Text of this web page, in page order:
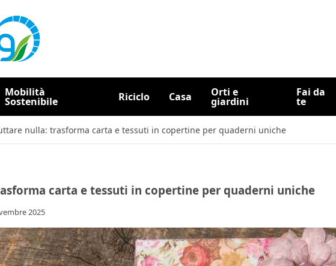
Mobilità
Sostenibile Riciclo Casa Orti e
giardini
Fai da
te
nulla: trasforma carta e tessuti in copertine per quaderni uniche
carta e tessuti in copertine per quaderni uniche
2025